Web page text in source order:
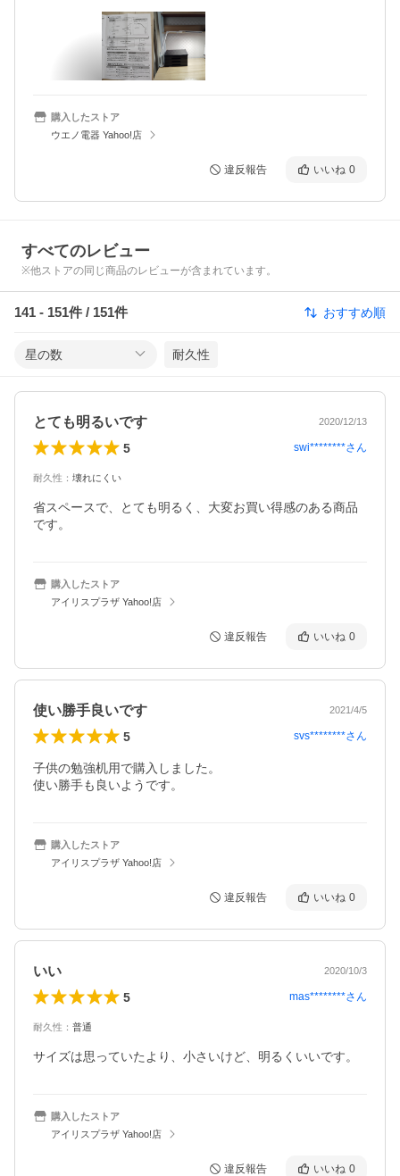
購入したストア
ウエノ電器 Yahoo!店
違反報告 いいね 0
すべてのレビュー
※他ストアの同じ商品のレビューが含まれています。
141 - 151件 / 151件 おすすめ順
星の数 耐久性
とても明るいです 2020/12/13
5 swi********さん
耐久性 ： 壊れにくい
省スペースで、とても明るく、大変お買い得感のある商品
です。
購入したストア
アイリスプラザ Yahoo!店
違反報告 いいね 0
使い勝手良いです 2021/4/5
5 svs********さん
子供の勉強机用で購入しました。
使い勝手も良いようです。
購入したストア
アイリスプラザ Yahoo!店
違反報告 いいね 0
いい 2020/10/3
5 mas********さん
耐久性 ： 普通
サイズは思っていたより、小さいけど、明るくいいです。
購入したストア
アイリスプラザ Yahoo!店
違反報告 いいね 0